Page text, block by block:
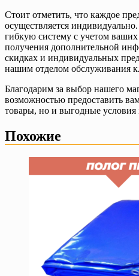
Стоит отметить, что каждое
осуществляется
гибкую систему с учетом
получения дополнительной
скидках и индивидуальных
нашим отделом обслуживания
Благодарим за выбор нашего
возможностью предоставить
товары, но и выгодные
Похожие